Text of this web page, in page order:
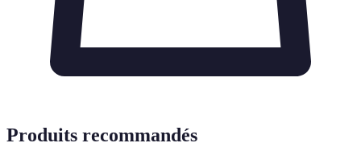
Produits recommandés